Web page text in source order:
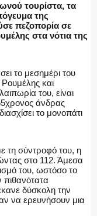
τουρίστα, τα
της
πεζοπορία σε
στα νότια της
το μεσημέρι του
και
του, είναι
άνδρας
το μονοπάτι
τη σύντροφό του, η
στο 112. Άμεσα
του, ωστόσο το
πιθανότατα
δύσκολη την
να ερευνήσουν μια